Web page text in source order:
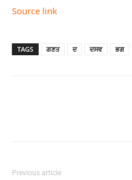
Source link
TAGS ਗਣਤ ਦ ਦਸਵ ਭਗ
Previous article